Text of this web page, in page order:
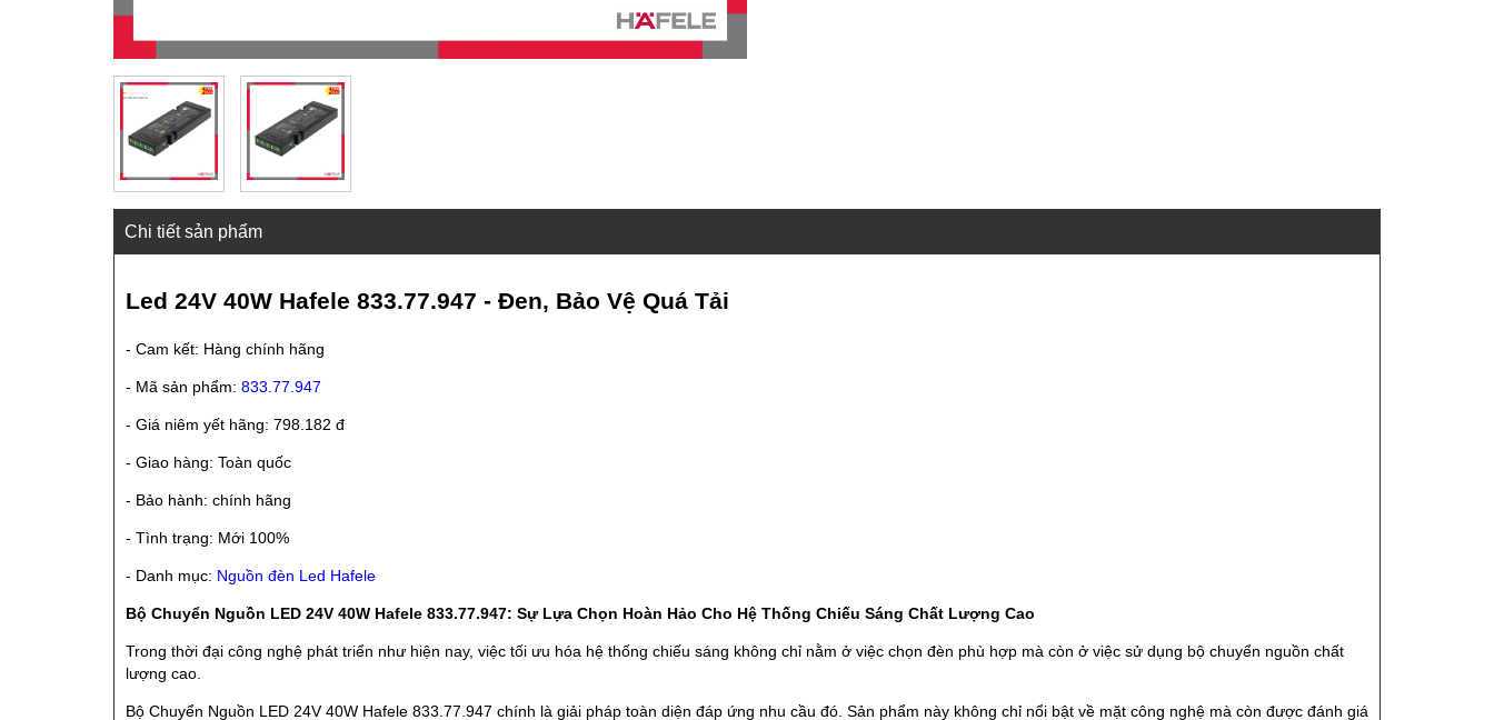
Chi tiết sản phẩm
Led 24V 40W Hafele 833.77.947 - Đen, Bảo Vệ Quá Tải
- Cam kết: Hàng chính hãng
- Mã sản phẩm: 833.77.947
- Giá niêm yết hãng: 798.182 đ
- Giao hàng: Toàn quốc
- Bảo hành: chính hãng
- Tình trạng: Mới 100%
- Danh mục: Nguồn đèn Led Hafele
Bộ Chuyển Nguồn LED 24V 40W Hafele 833.77.947: Sự Lựa Chọn Hoàn Hảo Cho Hệ Thống Chiếu Sáng Chất Lượng Cao
Trong thời đại công nghệ phát triển như hiện nay, việc tối ưu hóa hệ thống chiếu sáng không chỉ nằm ở việc chọn đèn phù hợp mà còn ở việc sử dụng bộ chuyển nguồn chất
lượng cao.
Bộ Chuyển Nguồn LED 24V 40W Hafele 833.77.947 chính là giải pháp toàn diện đáp ứng nhu cầu đó. Sản phẩm này không chỉ nổi bật về mặt công nghệ mà còn được đánh giá